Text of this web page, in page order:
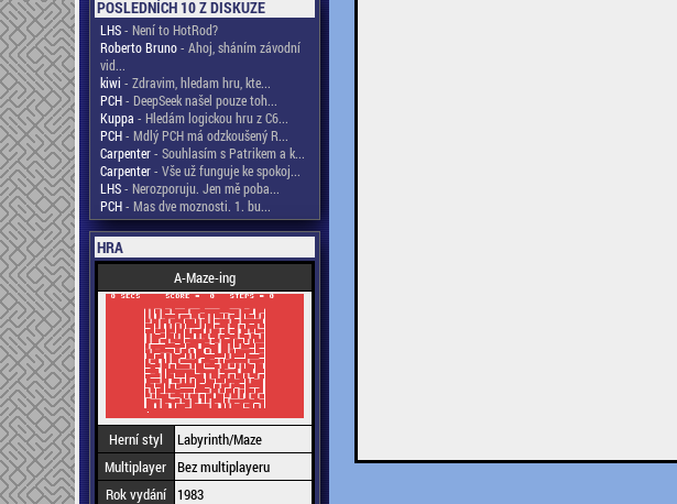
POSLEDNÍCH 10 Z DISKUZE
LHS- Není to HotRod?
Roberto Bruno- Ahoj, sháním závodní
vid...
kiwi - Zdravim, hledam hru, kte...
PCH- DeepSeek našel pouze toh...
Kuppa - Hledám logickou hru z C6...
PCH- Mdlý PCH má odzkoušený R...
Carpenter- Souhlasím s Patrikem a k...
Carpenter- Vše už funguje ke spokoj...
LHS- Nerozporuju. Jen mě poba...
PCH- Mas dve moznosti. 1. bu...
HRA
A-Maze-ing
Herní styl
Labyrinth/Maze
Multiplayer Bez multiplayeru
Rok vydání
1983